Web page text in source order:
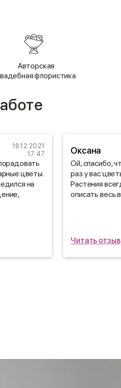
Авторская
флористика
18.12.2021
17:47
цветы.
на
Оксана
Ой, спасибо,
раз у вас
Растения
описать весь
Читать отзыв